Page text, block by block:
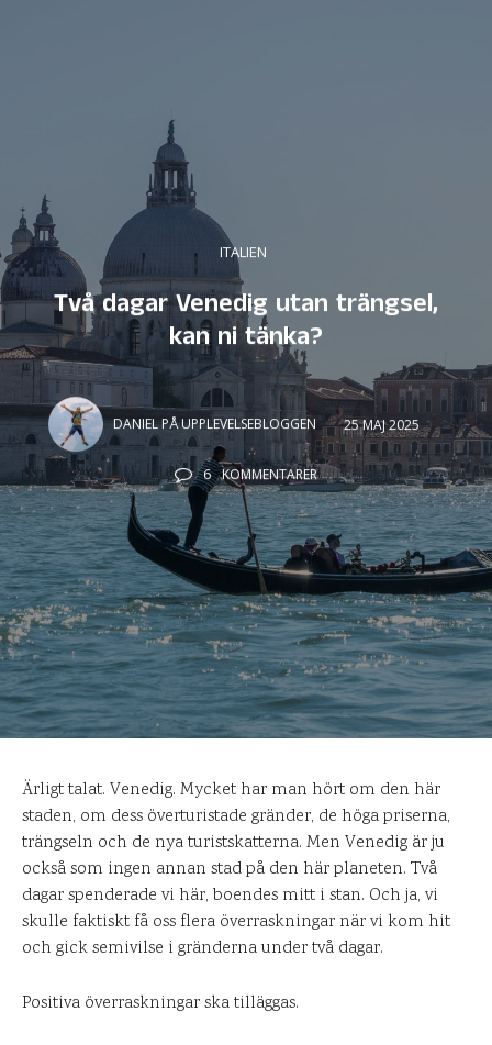
ITALIEN
Två dagar Venedig utan trängsel,
kan ni tänka?
DANIEL PÅ UPPLEVELSEBLOGGEN 25 MAJ 2025
6 KOMMENTARER
Ärligt talat. Venedig. Mycket har man hört om den här
staden, om dess överturistade gränder, de höga priserna,
trängseln och de nya turistskatterna. Men Venedig är ju
också som ingen annan stad på den här planeten. Två
dagar spenderade vi här, boendes mitt i stan. Och ja, vi
skulle faktiskt få oss flera överraskningar när vi kom hit
och gick semivilse i gränderna under två dagar.
Positiva överraskningar ska tilläggas.